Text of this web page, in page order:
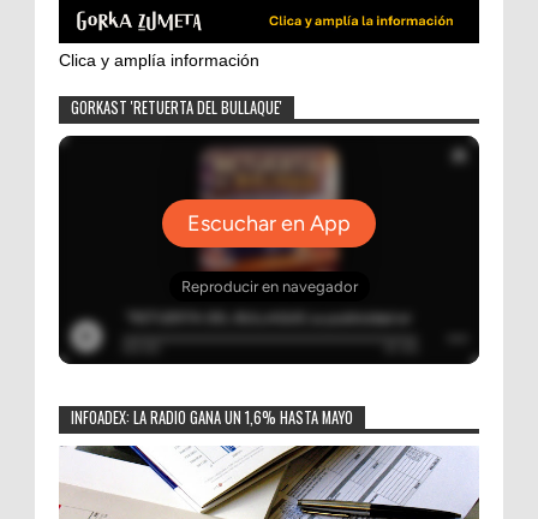
Clica y amplía información
GORKAST 'RETUERTA DEL BULLAQUE'
INFOADEX: LA RADIO GANA UN 1,6% HASTA MAYO